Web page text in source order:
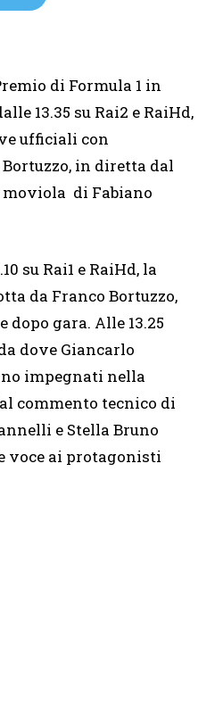
di Formula 1 in
13.35 su Rai2 e RaiHd,
ufficiali con
in diretta dal
moviola di Fabiano
su Rai1 e RaiHd, la
da Franco Bortuzzo,
gara. Alle 13.25
dove Giancarlo
impegnati nella
commento tecnico di
e Stella Bruno
voce ai protagonisti